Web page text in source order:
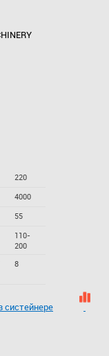
220
4000
55
110-
200
8
систейнере